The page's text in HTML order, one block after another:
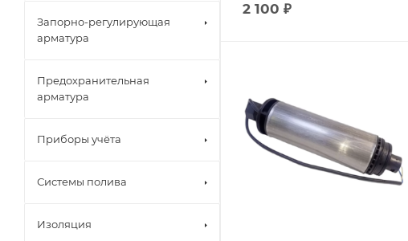
2 100 ₽
Запорно-регулирующая
арматура
Предохранительная
арматура
Приборы учёта
Системы полива
Изоляция